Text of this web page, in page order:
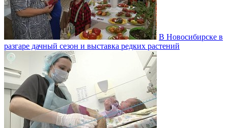
В Новосибирске в
разгаре дачный сезон и выставка редких растений